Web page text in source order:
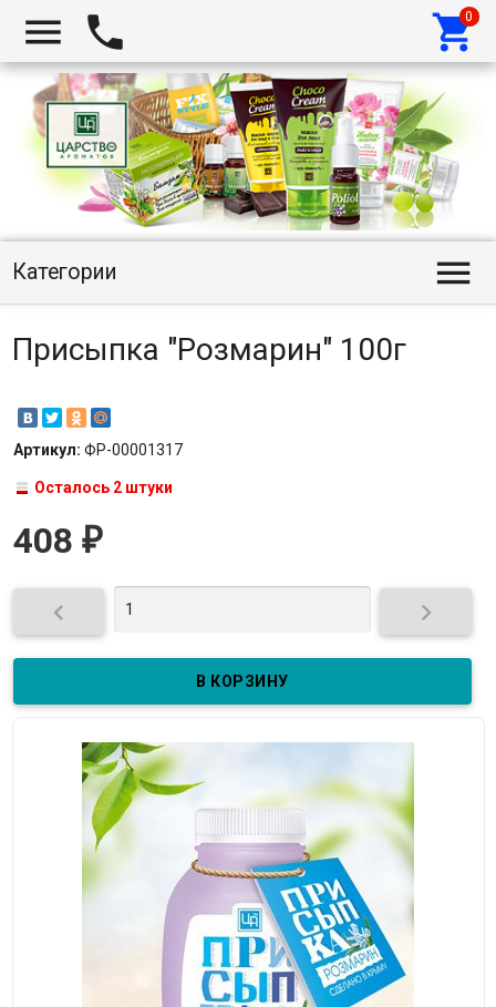
  
Категории 
Присыпка "Розмарин" 100г
Артикул: ФР-00001317
Осталось 2 штуки
408 ₽
 